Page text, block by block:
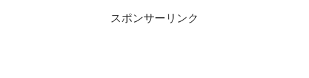
スポンサーリンク